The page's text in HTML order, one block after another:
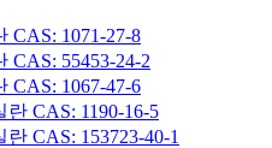
CAS: 1071-27-8
55453-24-2
CAS: 1067-47-6
CAS: 1190-16-5
CAS: 153723-40-1